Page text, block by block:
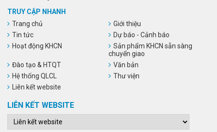
TRUY CẬP NHANH
Trang chủ
Giới thiệu
Tin tức
Dự báo - Cảnh báo
Hoạt động KHCN
Sản phẩm KHCN sẵn sàng
chuyển giao
Đào tạo & HTQT
Văn bản
Hệ thống QLCL
Thư viện
Liên kết website
LIÊN KẾT WEBSITE